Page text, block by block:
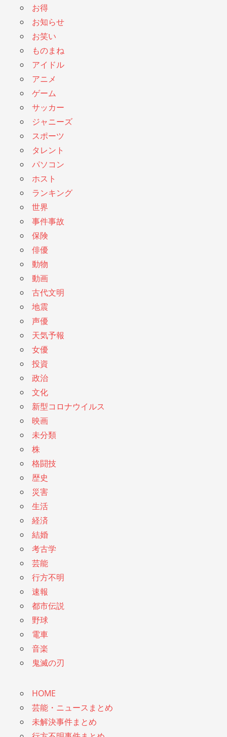
お得
お知らせ
お笑い
ものまね
アイドル
アニメ
ゲーム
サッカー
ジャニーズ
スポーツ
タレント
パソコン
ホスト
ランキング
世界
事件事故
保険
俳優
動物
動画
古代文明
地震
声優
天気予報
女優
投資
政治
文化
新型コロナウイルス
映画
未分類
株
格闘技
歴史
災害
生活
経済
結婚
考古学
芸能
行方不明
速報
都市伝説
野球
電車
音楽
鬼滅の刃
HOME
芸能・ニュースまとめ
未解決事件まとめ